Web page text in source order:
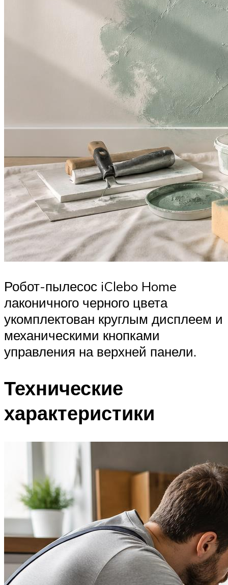
Робот-пылесос iClebo Home
лаконичного черного цвета
укомплектован круглым дисплеем и
механическими кнопками
управления на верхней панели.
Технические
характеристики